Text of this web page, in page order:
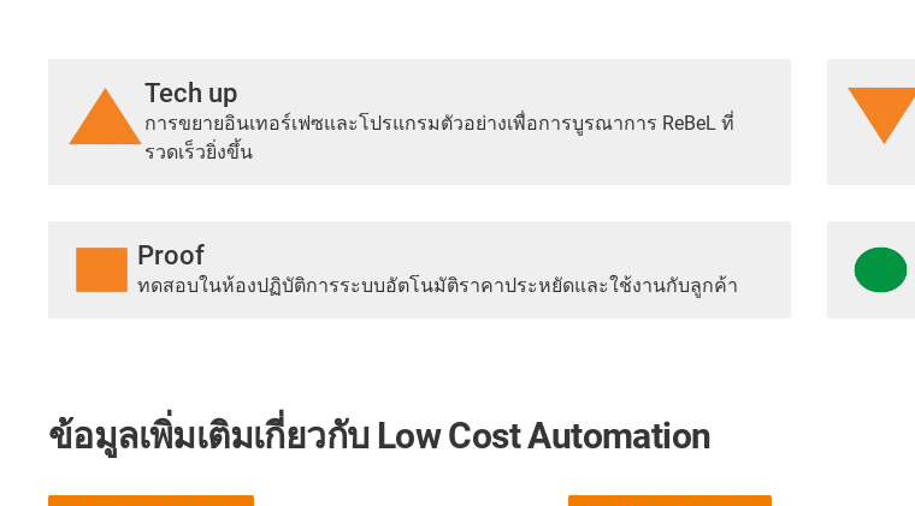
Tech up
การขยายอินเทอร์เฟซและโปรแกรมตัวอย่างเพื่อการบูรณาการ ReBeL ที่
รวดเร็วยิ่งขึ้น
Proof
ทดสอบในห้องปฏิบัติการระบบอัตโนมัติราคาประหยัดและใช้งานกับลูกค้า
ข้อมูลเพิ่มเติมเกี่ยวกับ Low Cost Automation